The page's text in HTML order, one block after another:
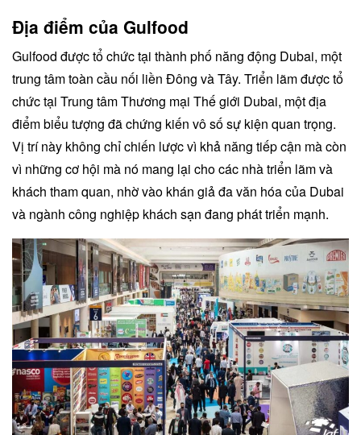
Địa điểm của Gulfood
Gulfood được tổ chức tại thành phố năng động Dubai, một
trung tâm toàn cầu nối liền Đông và Tây. Triển lãm được tổ
chức tại Trung tâm Thương mại Thế giới Dubai, một địa
điểm biểu tượng đã chứng kiến vô số sự kiện quan trọng.
Vị trí này không chỉ chiến lược vì khả năng tiếp cận mà còn
vì những cơ hội mà nó mang lại cho các nhà triển lãm và
khách tham quan, nhờ vào khán giả đa văn hóa của Dubai
và ngành công nghiệp khách sạn đang phát triển mạnh.